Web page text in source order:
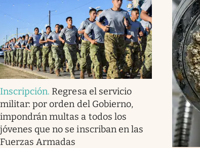
Inscripción. Regresa el servicio
militar: por orden del Gobierno,
impondrán multas a todos los
jóvenes que no se inscriban en las
Fuerzas Armadas